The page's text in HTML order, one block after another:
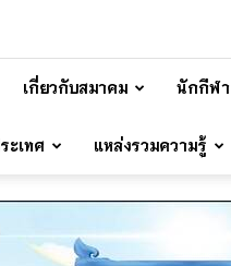
เกี่ยวกับสมาคม นักกีฬา
ะเทศ แหล่งรวมความรู้